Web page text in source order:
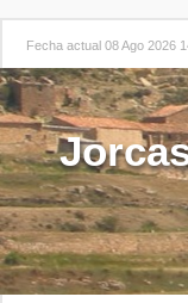
Fecha actual 08 Ago 2026